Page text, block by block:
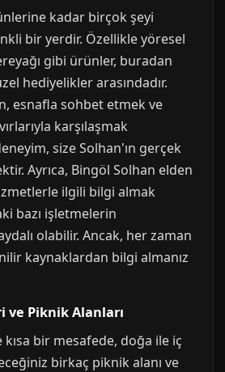
kadar birçok şeyi
bir yerdir. Özellikle yöresel
gibi ürünler, buradan
hediyelikler arasındadır.
esnafla sohbet etmek ve
karşılaşmak
size Solhan'ın gerçek
Ayrıca, Bingöl Solhan elden
ilgili bilgi almak
bazı işletmelerin
olabilir. Ancak, her zaman
kaynaklardan bilgi almanız
ve Piknik Alanları
bir mesafede, doğa ile iç
birkaç piknik alanı ve